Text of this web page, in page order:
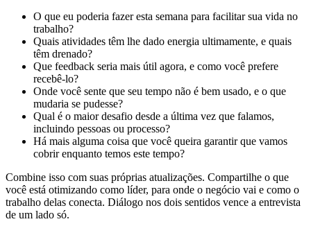
O que eu poderia fazer esta semana para facilitar sua vida no
trabalho?
Quais atividades têm lhe dado energia ultimamente, e quais
têm drenado?
Que feedback seria mais útil agora, e como você prefere
recebê-lo?
Onde você sente que seu tempo não é bem usado, e o que
mudaria se pudesse?
Qual é o maior desafio desde a última vez que falamos,
incluindo pessoas ou processo?
Há mais alguma coisa que você queira garantir que vamos
cobrir enquanto temos este tempo?
Combine isso com suas próprias atualizações. Compartilhe o que
você está otimizando como líder, para onde o negócio vai e como o
trabalho delas conecta. Diálogo nos dois sentidos vence a entrevista
de um lado só.